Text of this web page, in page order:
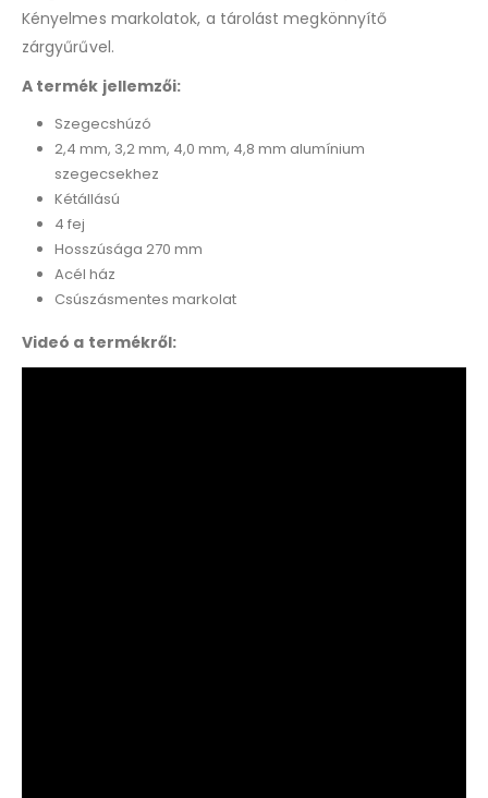
Kényelmes markolatok, a tárolást megkönnyítő
zárgyűrűvel.
A termék jellemzői:
Szegecshúzó
2,4 mm, 3,2 mm, 4,0 mm, 4,8 mm alumínium
szegecsekhez
Kétállású
4 fej
Hosszúsága 270 mm
Acél ház
Csúszásmentes markolat
Videó a termékről: